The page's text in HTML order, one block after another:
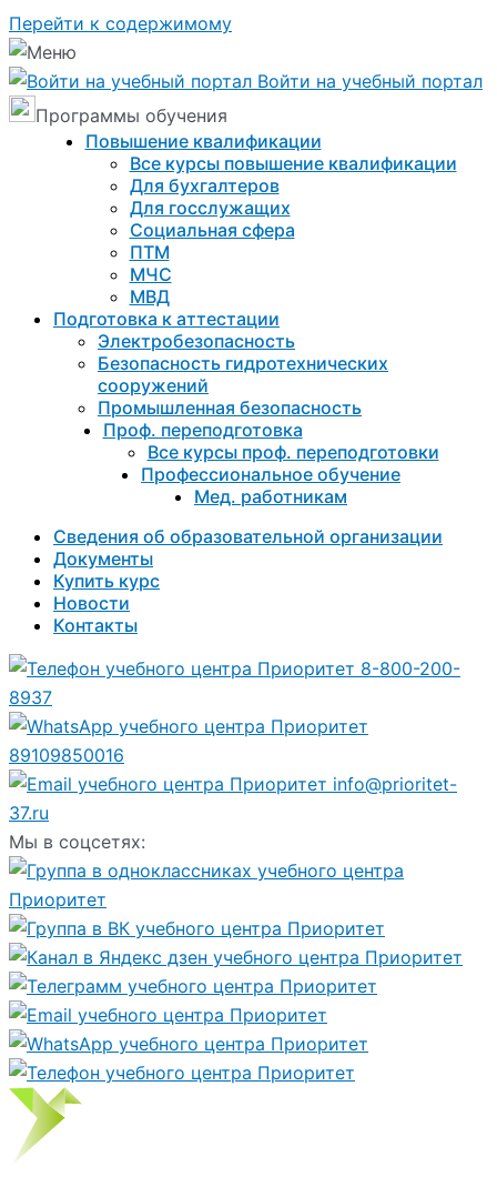
Перейти к содержимому
Войти на учебный портал
Программы обучения
Повышение квалификации
Все курсы повышение квалификации
Для бухгалтеров
Для госслужащих
Социальная сфера
ПТМ
МЧС
МВД
Подготовка к aттестации
Электробезопасность
Безопасность гидротехнических
сооружений
Промышленная безопасность
Проф. переподготовка
Все курсы проф. переподготовки
Профессиональное обучение
Мед. работникам
Сведения об образовательной организации
Документы
Купить курс
Новости
Контакты
8-800-200-
8937
89109850016
info@prioritet-
37.ru
Мы в соцсетях: